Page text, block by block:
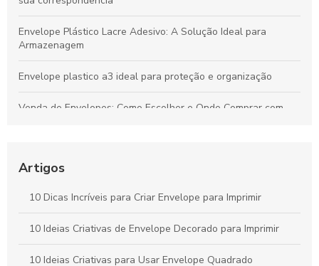
Envelope Plástico Lacre Adesivo: A Solução Ideal para
Armazenagem
Envelope plastico a3 ideal para proteção e organização
Venda de Envelopes: Como Escolher e Onde Comprar com
e organização
Envelope remetente é essencial para garantir a entrega
correta. Descubra como escolher o ideal para suas
correspondências.
Envelope A4 branco é a escolha ideal para suas
Artigos
10 Dicas Incríveis para Criar Envelope para Imprimir
10 Ideias Criativas de Envelope Decorado para Imprimir
10 Ideias Criativas para Usar Envelope Quadrado